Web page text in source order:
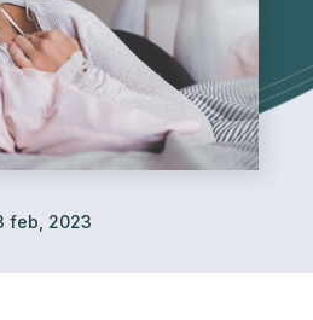
feb, 2023